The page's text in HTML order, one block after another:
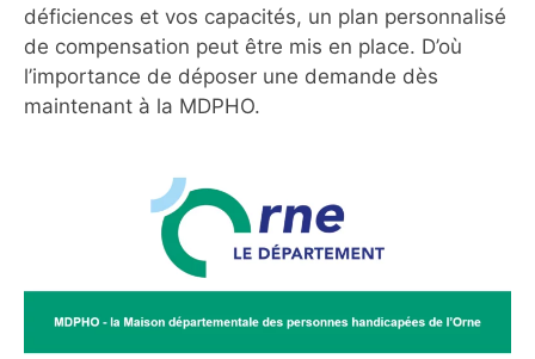
déficiences et vos capacités, un plan personnalisé
de compensation peut être mis en place. D’où
l’importance de déposer une demande dès
maintenant à la MDPHO.